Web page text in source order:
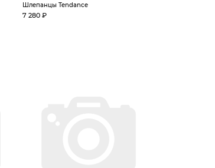
Шлепанцы Tendance
7 280 ₽